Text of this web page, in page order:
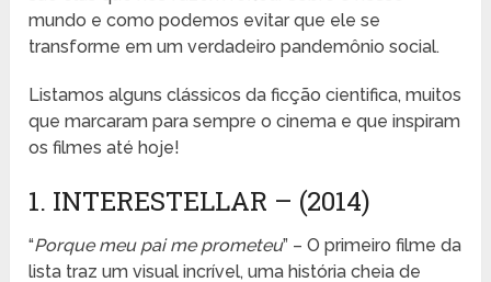
mundo e como podemos evitar que ele se
transforme em um verdadeiro pandemônio social.
Listamos alguns clássicos da ficção cientifica, muitos
que marcaram para sempre o cinema e que inspiram
os filmes até hoje!
1. INTERESTELLAR – (2014)
“Porque meu pai me prometeu” – O primeiro filme da
lista traz um visual incrível, uma história cheia de